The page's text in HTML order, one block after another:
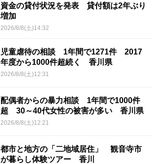
資金の貸付状況を発表 貸付額は2年ぶり
増加
2026/8/8(土)14:32
児童虐待の相談 1年間で1271件 2017
年度から1000件超続く 香川県
2026/8/8(土)12:31
配偶者からの暴力相談 1年間で1000件
超 30～40代女性の被害が多い 香川県
2026/8/8(土)12:21
都市と地方の「二地域居住」 観音寺市
が暮らし体験ツアー 香川